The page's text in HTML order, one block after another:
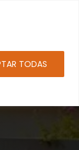
TODAS